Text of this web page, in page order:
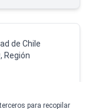
de Chile
Región
para recopilar